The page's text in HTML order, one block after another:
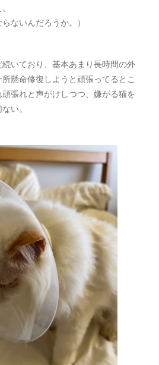
ないんだろうか。）
いており、基本あまり長時間の外
懸命修復しようと頑張ってるとこ
張れと声がけしつつ、嫌がる猫を
い。